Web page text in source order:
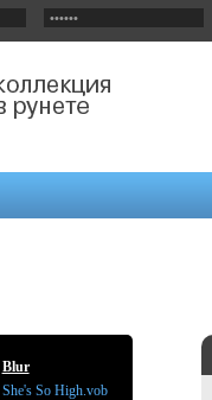
Blur
She's So High.vob